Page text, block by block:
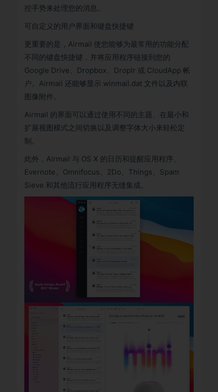
控手势来处理您的消息。
可自定义的用户界面和键盘快捷键
更重要的是，Airmail 使您能够为最常用的功能分配
不同的键盘快捷键，并将应用程序链接到您的
Google Drive、Dropbox、Droplr 或 CloudApp 帐
户。Airmail 还能够显示 winmail.dat 文件以及内联
图像附件。
Airmail 的界面可以通过使用不同的主题、在最小和
扩展视图模式之间切换以及调整字体大小来轻松定
制。
此外，Airmail 与 OS X 的日历和提醒应用程序、
Evernote、Omnifocus、2Do、Things、Spam
Sieve 和其他流行应用程序无缝集成。